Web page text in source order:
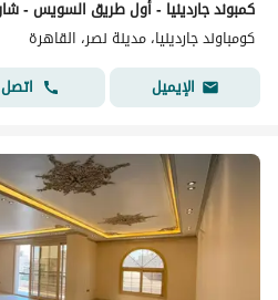
كومباوند جاردينيا، مدينة نصر، القاهرة
الإيميل
اتصل